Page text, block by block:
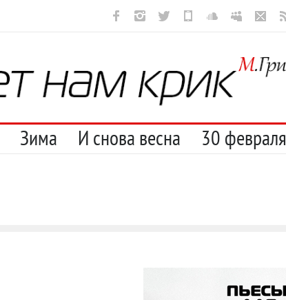
Марципан (из Агнии Барто) А ещё борода
Зима И снова весна 30 февраля